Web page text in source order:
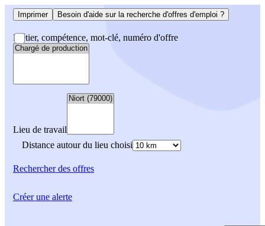
Imprimer Besoin d'aide sur la recherche d'offres d'emploi ?
Métier, compétence, mot-clé, numéro d'offre
Lieu de travail
Distance autour du lieu choisi
Rechercherdes offres
Créer une alerte